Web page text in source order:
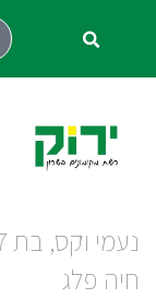
חיה פלג